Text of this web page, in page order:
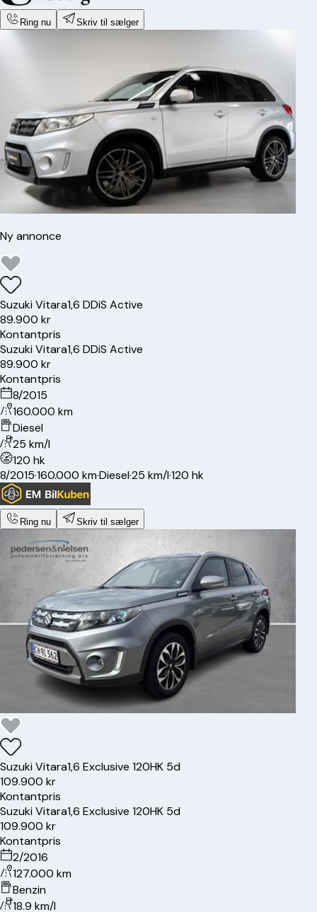
Ring nu Skriv til sælger
Ny annonce
SuzukiVitara1,6 DDiS Active
89.900 kr
Kontantpris
SuzukiVitara1,6 DDiS Active
89.900 kr
Kontantpris
8/2015
160.000 km
Diesel
25 km/l
120 hk
8/2015·160.000 km·Diesel·25 km/l·120 hk
Ring nu Skriv til sælger
SuzukiVitara1,6 Exclusive 120HK 5d
109.900 kr
Kontantpris
SuzukiVitara1,6 Exclusive 120HK 5d
109.900 kr
Kontantpris
2/2016
127.000 km
Benzin
18.9 km/l